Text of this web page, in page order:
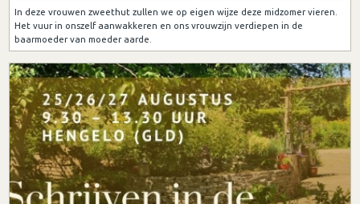
In deze vrouwen zweethut zullen we op eigen wijze deze midzomer vieren.
Het vuur in onszelf aanwakkeren en ons vrouwzijn verdiepen in de
baarmoeder van moeder aarde.